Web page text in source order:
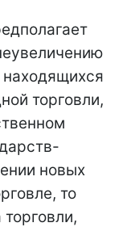
торговли,
новых
то